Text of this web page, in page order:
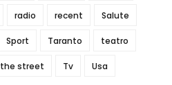
radio recent Salute
Sport Taranto teatro
the street Tv Usa